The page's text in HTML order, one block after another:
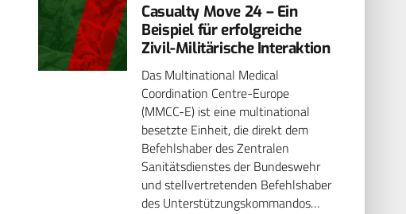
Casualty Move 24 – Ein
Beispiel für erfolgreiche
Zivil-Militärische Interaktion
Das Multinational Medical
Coordination Centre-Europe
(MMCC-E) ist eine multinational
besetzte Einheit, die direkt dem
Befehlshaber des Zentralen
Sanitätsdienstes der Bundeswehr
und stellvertretenden Befehlshaber
des Unterstützungskommandos…